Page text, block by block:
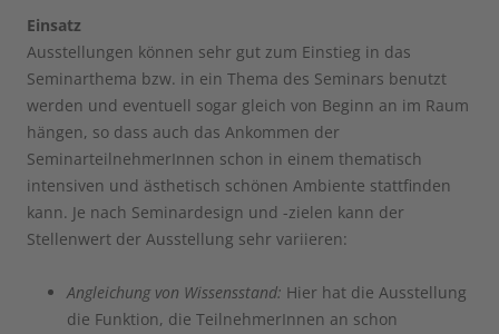
Einsatz
Ausstellungen können sehr gut zum Einstieg in das
Seminarthema bzw. in ein Thema des Seminars benutzt
werden und eventuell sogar gleich von Beginn an im Raum
hängen, so dass auch das Ankommen der
SeminarteilnehmerInnen schon in einem thematisch
intensiven und ästhetisch schönen Ambiente stattfinden
kann. Je nach Seminardesign und -zielen kann der
Stellenwert der Ausstellung sehr variieren:
Angleichung von Wissensstand: Hier hat die Ausstellung
die Funktion, die TeilnehmerInnen an schon